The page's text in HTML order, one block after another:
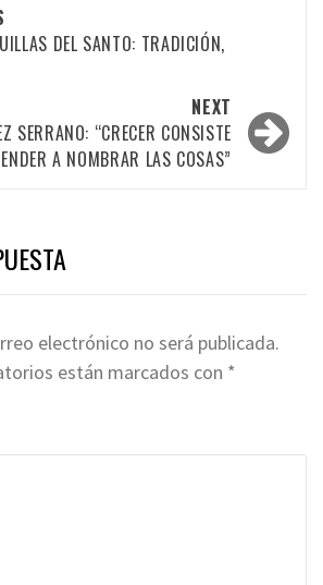
DEL SANTO: TRADICIÓN,
NEXT
SERRANO: “CRECER CONSISTE
A NOMBRAR LAS COSAS”
electrónico no será publicada.
están marcados con *